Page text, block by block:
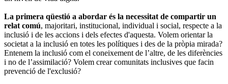
La primera qüestió a abordar és la necessitat de compartir un
relat comú, majoritari, institucional, individual i social, respecte a la
inclusió i de les accions i dels efectes d'aquesta. Volem orientar la
societat a la inclusió en totes les polítiques i des de la pròpia mirada?
Entenem la inclusió com el coneixement de l’altre, de les diferències
i no de l’assimilació? Volem crear comunitats inclusives que facin
prevenció de l'exclusió?